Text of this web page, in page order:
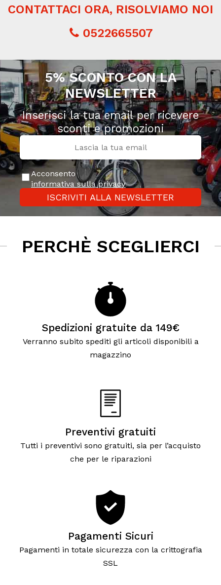
CONTATTACI ORA, RISOLVIAMO NOI
0522665507
5% SCONTO CON LA
NEWSLETTER
Inserisci la tua email per ricevere
sconti e promozioni
Acconsento
informativa sulla privacy
ISCRIVITI ALLA NEWSLETTER
PERCHÈ SCEGLIERCI
Spedizioni gratuite da 149€
Verranno subito spediti gli articoli disponibili a
magazzino
Preventivi gratuiti
Tutti i preventivi sono gratuiti, sia per l’acquisto
che per le riparazioni
Pagamenti Sicuri
Pagamenti in totale sicurezza con la crittografia
SSL